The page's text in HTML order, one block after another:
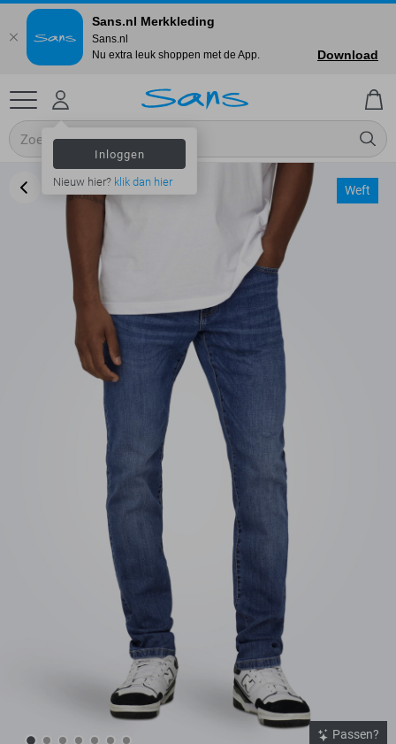
Inloggen
Nieuw hier? klik dan hier
Weft
Passen?
Sans.nl Merkkleding
Sans.nl
Nu extra leuk shoppen met de App.
Download